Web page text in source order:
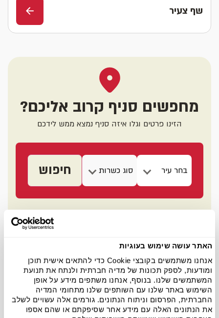
האתר עושה שימוש בעוגיות
אנחנו משתמשים בקובצי Cookie כדי להתאים אישית תוכן
ומודעות, לספק תכונות של מדיה חברתית ולנתח את תנועת
המשתמשים שלנו. בנוסף, אנחנו משתפים מידע על אופן
השימוש באתר שלנו עם השותפים שלנו מתחומי המדיה
החברתית, הפרסום וניתוח הנתונים. גורמים אלה עשויים לשלב
את הנתונים האלה עם מידע אחר שסיפקתם או שהם אספו
שף צעיר
מחפשים סניף קרוב אליכם?
הזינו פרטים וגלו איזה סניף נמצא ממש לידכם
בחר עיר חיפוש
ירושלים
תל אביב
אילת
חולון
חיפה בת ים